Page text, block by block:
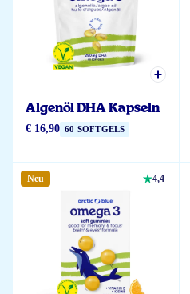
Algenöl DHA Kapseln
€ 16,90 60 SOFTGELS
Neu 4,4